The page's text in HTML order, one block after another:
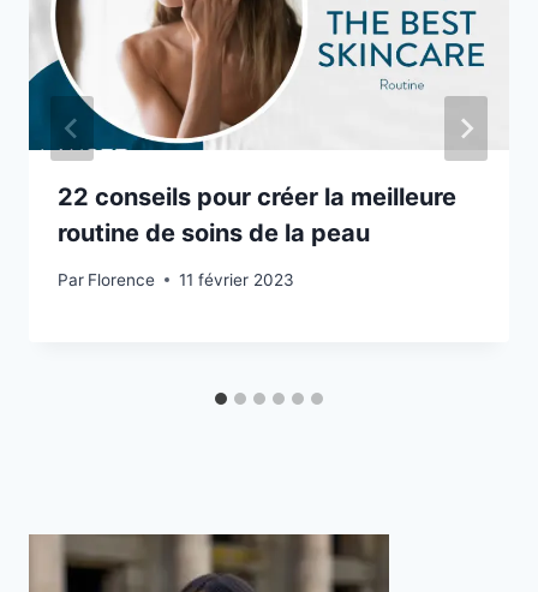
22 conseils pour créer la meilleure
routine de soins de la peau
Par Florence 11 février 2023